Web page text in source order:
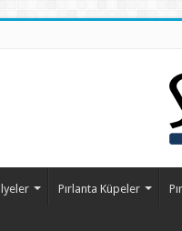
Pırlanta Küpeler